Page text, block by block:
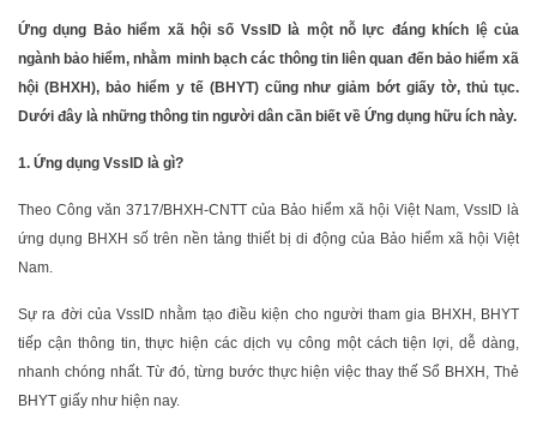
Ứng dụng Bảo hiểm xã hội số VssID là một nỗ lực đáng khích lệ của
ngành bảo hiểm, nhằm minh bạch các thông tin liên quan đến bảo hiểm xã
hội (BHXH), bảo hiểm y tế (BHYT) cũng như giảm bớt giấy tờ, thủ tục.
Dưới đây là những thông tin người dân cần biết về Ứng dụng hữu ích này.
1. Ứng dụng VssID là gì?
Theo Công văn 3717/BHXH-CNTT của Bảo hiểm xã hội Việt Nam, VssID là
ứng dụng BHXH số trên nền tảng thiết bị di động của Bảo hiểm xã hội Việt
Nam.
Sự ra đời của VssID nhằm tạo điều kiện cho người tham gia BHXH, BHYT
tiếp cận thông tin, thực hiện các dịch vụ công một cách tiện lợi, dễ dàng,
nhanh chóng nhất. Từ đó, từng bước thực hiện việc thay thế Sổ BHXH, Thẻ
BHYT giấy như hiện nay.